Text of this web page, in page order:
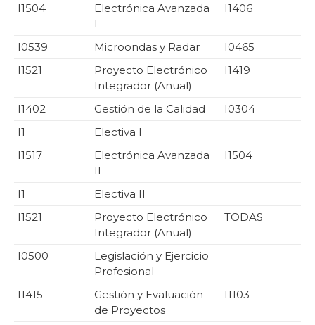
I1504
Electrónica Avanzada
I
I1406
I0539 Microondas y Radar
I0465
I1521
Proyecto Electrónico
Integrador (Anual)
I1419
I1402 Gestión de la Calidad
I0304
I1
Electiva I
I1517
Electrónica Avanzada
II
I1504
I1
Electiva II
I1521
Proyecto Electrónico
Integrador (Anual)
TODAS
I0500
Legislación y Ejercicio
Profesional
I1415
Gestión y Evaluación
de Proyectos
I1103